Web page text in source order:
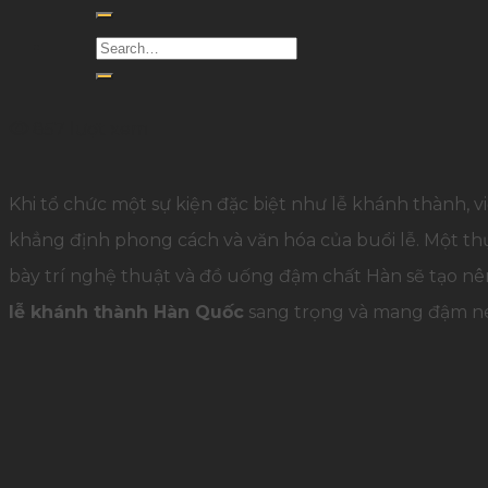
Khi tổ chức một sự kiện đặc biệt như lễ khánh thành,
khẳng định phong cách và văn hóa của buổi lễ. Một
bày trí nghệ thuật và đồ uống đậm chất Hàn sẽ tạo
lễ khánh thành Hàn Quốc sang trọng và mang đậm